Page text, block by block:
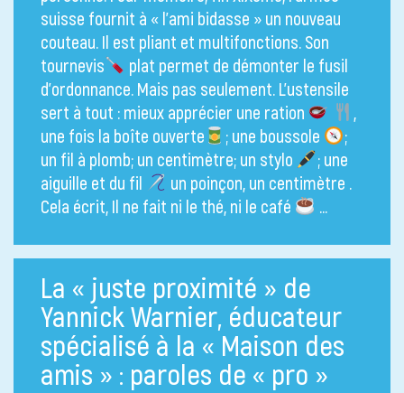
suisse fournit à « l’ami bidasse » un nouveau
couteau. Il est pliant et multifonctions. Son
tournevis
plat permet de démonter le fusil
d’ordonnance. Mais pas seulement. L’ustensile
sert à tout : mieux apprécier une ration
,
une fois la boîte ouverte
; une boussole
;
un fil à plomb; un centimètre; un stylo
; une
aiguille et du fil
un poinçon, un centimètre .
Cela écrit, Il ne fait ni le thé, ni le café
…
La « juste proximité » de
Yannick Warnier, éducateur
spécialisé à la « Maison des
amis » : paroles de « pro »